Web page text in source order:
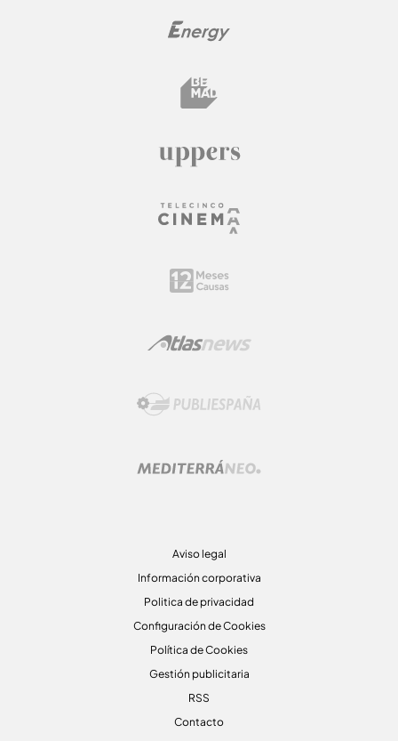
Aviso legal
Información corporativa
Politica de privacidad
Configuración de Cookies
Política de Cookies
Gestión publicitaria
RSS
Contacto